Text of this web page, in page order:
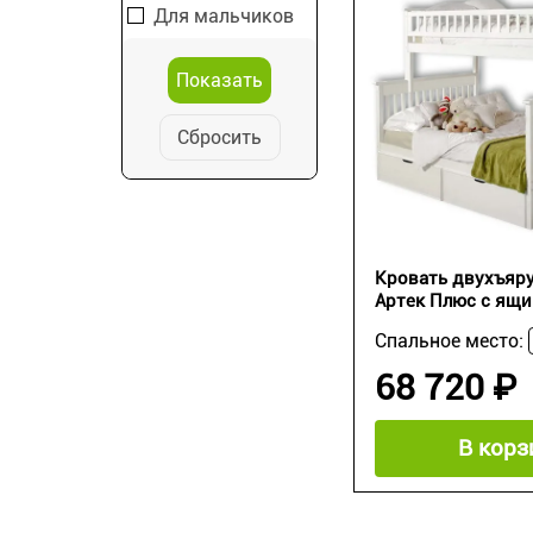
Для мальчиков
Сбросить
Кровать
Артек Плюс с
Спальное место:
68 720 ₽
В